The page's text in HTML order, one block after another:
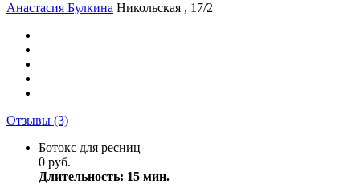
Анастасия Булкина Никольская , 17/2
Отзывы (3)
Ботокс для ресниц
0 руб.
Длительность: 15 мин.